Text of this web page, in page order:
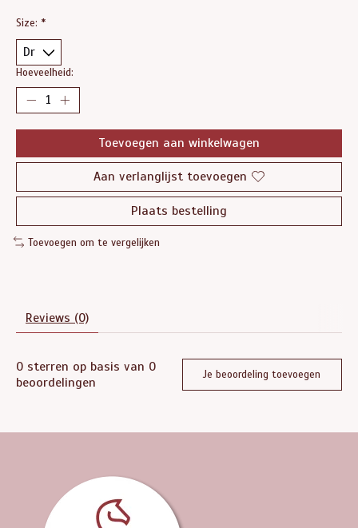
Size: *
Hoeveelheid:
Toevoegen aan winkelwagen
Aan verlanglijst toevoegen
Plaats bestelling
Toevoegen om te vergelijken
Reviews (0)
0 sterren op basis van 0
beoordelingen
Je beoordeling toevoegen